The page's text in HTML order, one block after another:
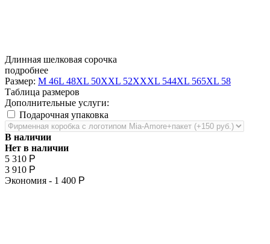
Длинная шелковая сорочка
подробнее
Размер: M 46L 48XL 50XXL 52XXXL 544XL 565XL 58
Таблица размеров
Дополнительные услуги:
Подарочная упаковка
В наличии
Нет в наличии
5 310 Р
3 910 Р
Экономия - 1 400 Р